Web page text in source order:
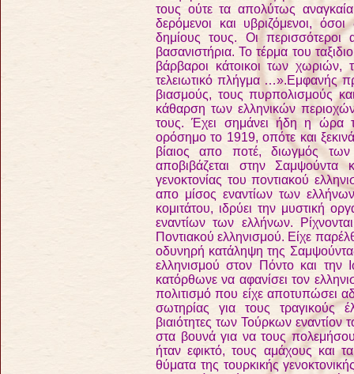
τους ούτε τα απολύτως
δερόμενοι και υβριζόμενοι,
δημίους τους. Οι
βασανιστήρια. Το τέρμα του
βάρβαροι κάτοικοι των χωριών,
τελειωτικό πλήγμα …».Εμφανής
βιασμούς, τους πυρπολισμούς
κάθαρση των ελληνικών
τους. Έχει σημάνει ήδη η ώρα
ορόσημο το 1919, οπότε και
βίαιος απο ποτέ, διωγμός
αποβιβάζεται στην Σαμψούντα
γενοκτονίας του ποντιακού
απο μίσος εναντίων των
κομιτάτου, ιδρύει την μυστική
εναντίων των ελλήνων.
Ποντιακού ελληνισμού. Είχε
οδυνηρή κατάληψη της
ελληνισμού στον Πόντο και την
κατόρθωνε να αφανίσει τον
πολιτισμό που είχε αποτυπώσει
σωτηρίας για τους τραγικούς
βιαιότητες των Τούρκων
στα βουνά για να τους
ήταν εφικτό, τους αμάχους και
θύματα της τουρκικής